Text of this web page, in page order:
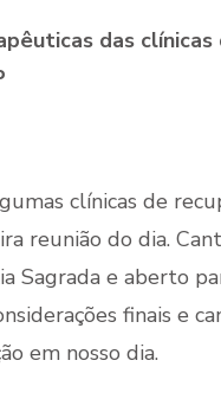
das
clínicas de
reunião do dia.
Sagrada e aberto
finais e
em nosso dia.